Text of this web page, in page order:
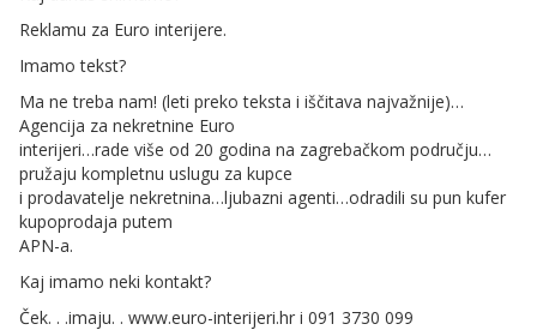
Reklamu za Euro interijere.
Imamo tekst?
Ma ne treba nam! (leti preko teksta i iščitava najvažnije)…
Agencija za nekretnine Euro
interijeri…rade više od 20 godina na zagrebačkom području…
pružaju kompletnu uslugu za kupce
i prodavatelje nekretnina…ljubazni agenti…odradili su pun kufer
kupoprodaja putem
APN-a.
Kaj imamo neki kontakt?
Ček. . .imaju. . www.euro-interijeri.hr i 091 3730 099